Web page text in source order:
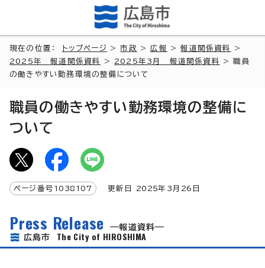
現在の位置： トップページ >市政 >広報 >報道関係資料
>
2025年 報道関係資料
> 2025年3月 報道関係資料
> 職員
の働きやすい勤務環境の整備について
職員の働きやすい勤務環境の整備に
ついて
ページ番号 1038107 更新日 2025年3月 26 日
Press Release
報道資料
広島市 The City of HIROSHIMA